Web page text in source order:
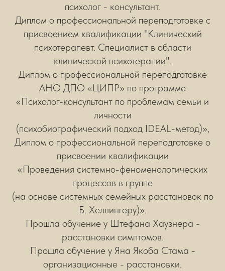
психолог - консультант.
Диплом о профессиональной переподготовке с
присвоением квалификации "Клинический
психотерапевт. Специалист в области
клинической психотерапии".
Диплом о профессиональной переподготовке
АНО ДПО «ЦИПР» по программе
«Психолог-консультант по проблемам семьи и
личности
(психобиографический подход IDEAL-метод)»,
Диплом о профессиональной переподготовке о
присвоении квалификации
«Проведения системно-феноменологических
процессов в группе
(на основе системных семейных расстановок по
Б. Хеллингеру)».
Прошла обучение у Штефана Хаузнера -
расстановки симптомов.
Прошла обучение у Яна Якоба Стама -
организационные - расстановки.